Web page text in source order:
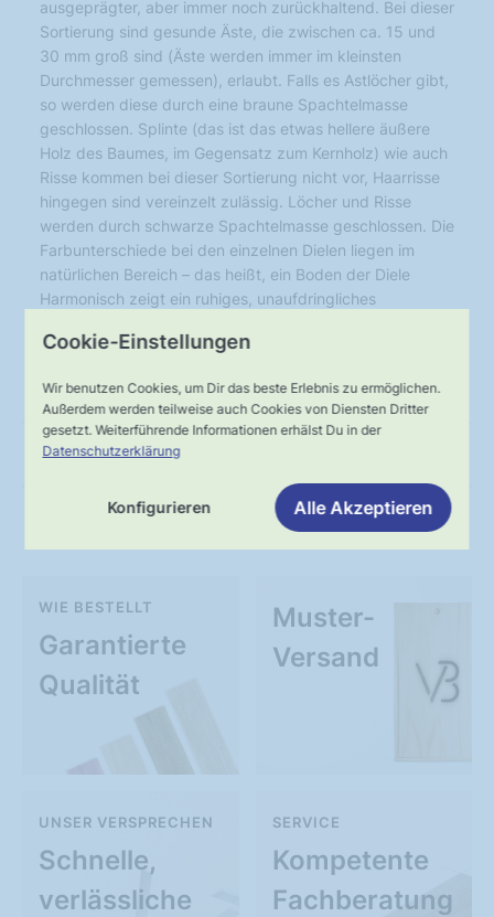
Cookie-Einstellungen
Wir benutzen Cookies, um Dir das beste Erlebnis zu ermöglichen.
Außerdem werden teilweise auch Cookies von Diensten Dritter
gesetzt. Weiterführende Informationen erhälst Du in der
Datenschutzerklärung
Konfigurieren Alle Akzeptieren
ausgeprägter, aber immer noch zurückhaltend. Bei dieser
Sortierung sind gesunde Äste, die zwischen ca. 15 und
30 mm groß sind (Äste werden immer im kleinsten
Durchmesser gemessen), erlaubt. Falls es Astlöcher gibt,
so werden diese durch eine braune Spachtelmasse
geschlossen. Splinte (das ist das etwas hellere äußere
Holz des Baumes, im Gegensatz zum Kernholz) wie auch
Risse kommen bei dieser Sortierung nicht vor, Haarrisse
hingegen sind vereinzelt zulässig. Löcher und Risse
werden durch schwarze Spachtelmasse geschlossen. Die
Farbunterschiede bei den einzelnen Dielen liegen im
natürlichen Bereich – das heißt, ein Boden der Diele
Harmonisch zeigt ein ruhiges, unaufdringliches
Technische Daten
Anleitungen
Unser Service
Garantierte
Qualität
WIE BESTELLT
Muster-
Versand
Schnelle,
verlässliche
UNSER VERSPRECHEN
Kompetente
Fachberatung
SERVICE